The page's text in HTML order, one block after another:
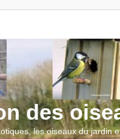
des
les oiseaux du jardin